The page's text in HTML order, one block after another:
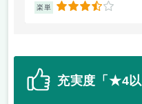
楽単 3.5
充実度「★4